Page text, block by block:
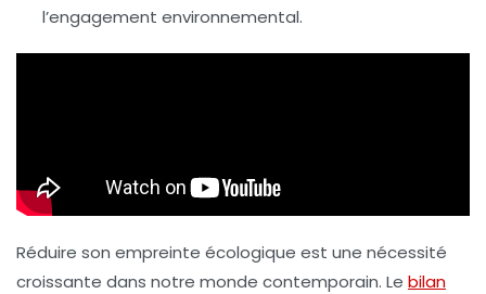
l’engagement environnemental.
Réduire son empreinte écologique est une nécessité
croissante dans notre monde contemporain. Le bilan